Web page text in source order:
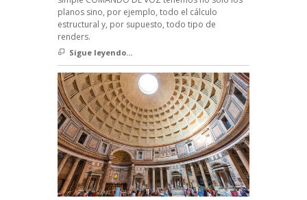
planos sino, por ejemplo, todo el cálculo
estructural y, por supuesto, todo tipo de
renders.
Sigue leyendo...